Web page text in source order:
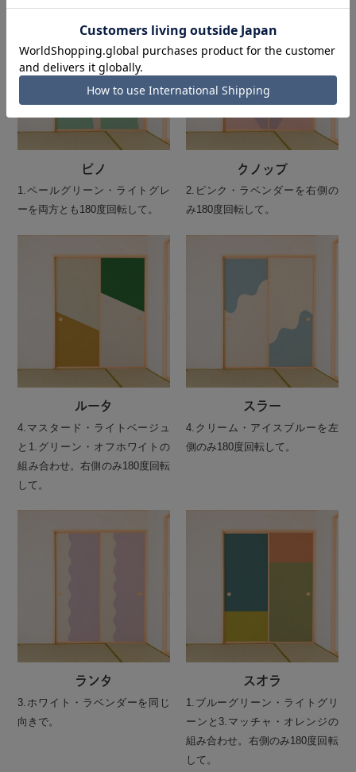
ビノ
1.ペールグリーン・ライトグレ
ーを両方とも180度回転して。
クノップ
2.ピンク・ラベンダーを右側の
み180度回転して。
ルータ
4.マスタード・ライトベージュ
と1.グリーン・オフホワイトの
組み合わせ。右側のみ180度回転
して。
スラー
4.クリーム・アイスブルーを左
側のみ180度回転して。
ランタ
3.ホワイト・ラベンダーを同じ
向きで。
スオラ
1.ブルーグリーン・ライトグリ
ーンと3.マッチャ・オレンジの
組み合わせ。右側のみ180度回転
して。